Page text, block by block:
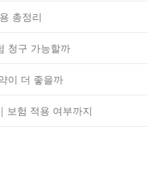
총정리
청구 가능할까
이 더 좋을까
보험 적용 여부까지